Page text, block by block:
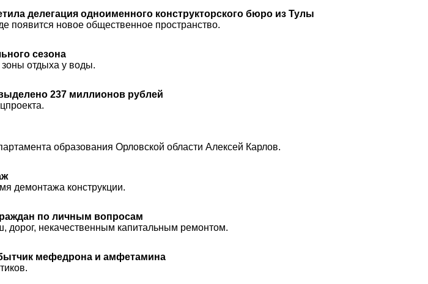
делегация одноименного конструкторского бюро из Тулы
появится новое общественное пространство.
сезона
отдыха у воды.
237 миллионов рублей
образования Орловской области Алексей Карлов.
демонтажа конструкции.
по личным вопросам
некачественным капитальным ремонтом.
мефедрона и амфетамина